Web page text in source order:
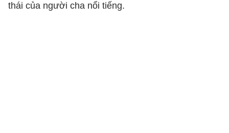
thái của người cha nổi tiếng.